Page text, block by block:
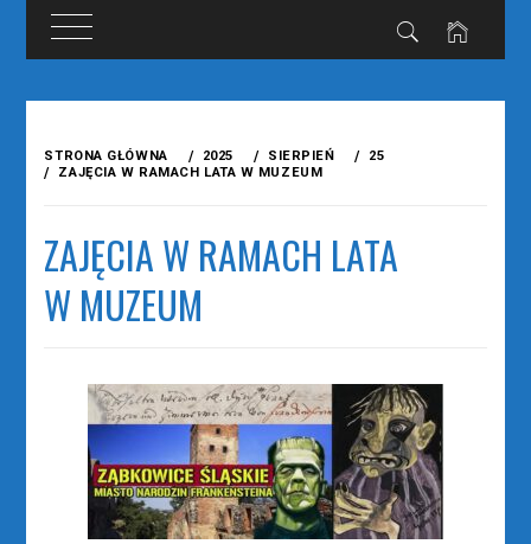
treści
STRONA GŁÓWNA 2025 SIERPIEŃ
25
ZAJĘCIA W RAMACH LATA W MUZEUM
ZAJĘCIA W RAMACH LATA
W MUZEUM